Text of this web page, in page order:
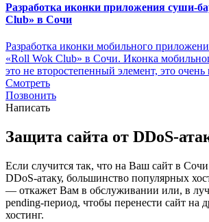
Разработка иконки приложения суши-
Club» в Сочи
Разработка иконки мобильного
«Roll Wok Club» в Сочи. Иконка
это не второстепенный элемент, это
Смотреть
Позвонить
Написать
Защита сайта от DDoS-
Если случится так, что на Ваш сайт в Сочи
DDoS-атаку, большинство популярных
— откажет Вам в обслуживании или, в
pending-период, чтобы перенести сайт на
хостинг.